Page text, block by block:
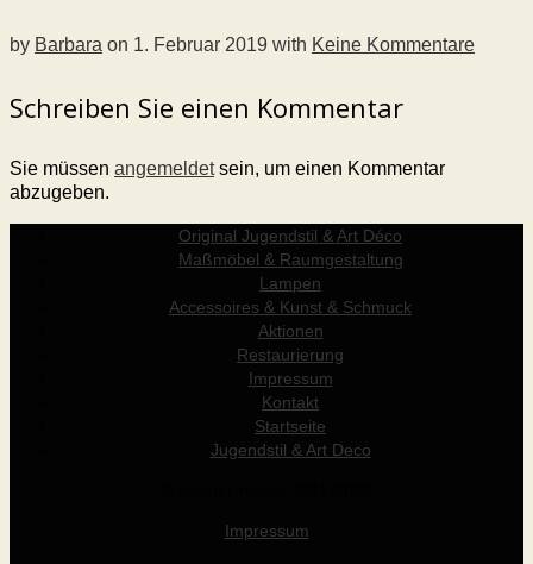
by Barbara on 1. Februar 2019 with Keine Kommentare
Schreiben Sie einen Kommentar
Sie müssen angemeldetsein, um einen Kommentar
abzugeben.
Original Jugendstil & Art Déco
Maßmöbel & Raumgestaltung
Lampen
Accessoires & Kunst & Schmuck
Aktionen
Restaurierung
Impressum
Kontakt
Startseite
Jugendstil & Art Deco
Impressum